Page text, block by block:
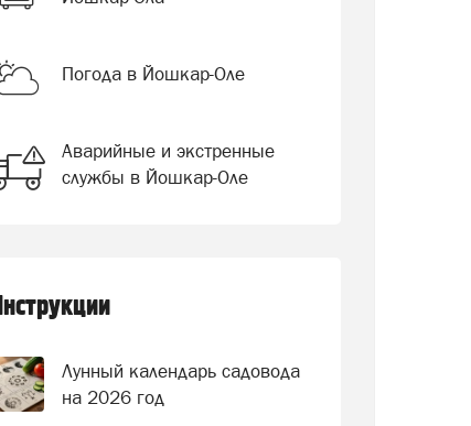
Погода в Йошкар-Оле
Аварийные и экстренные
службы в Йошкар-Оле
Лунный календарь садовода
на 2026 год